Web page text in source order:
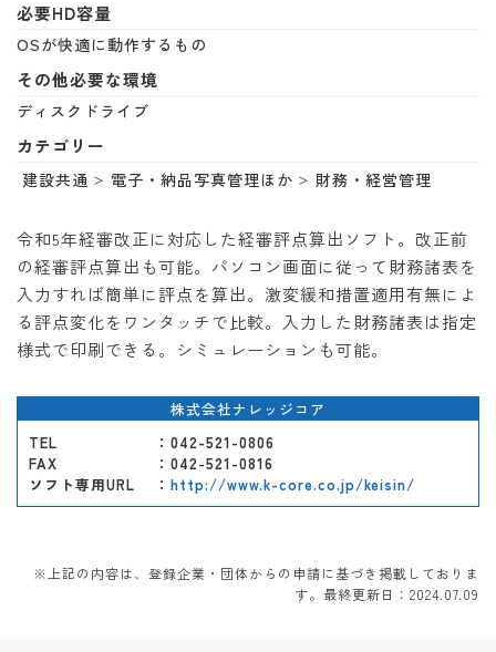
必要HD容量
OSが快適に動作するもの
その他必要な環境
ディスクドライブ
カテゴリー
建設共通 電子・納品写真管理ほか 財務・経営管理
令和5年経審改正に対応した経審評点算出ソフト。改正前
の経審評点算出も可能。パソコン画面に従って財務諸表を
入力すれば簡単に評点を算出。激変緩和措置適用有無によ
る評点変化をワンタッチで比較。入力した財務諸表は指定
様式で印刷できる。シミュレーションも可能。
株式会社ナレッジコア
TEL
：042-521-0806
FAX
：042-521-0816
ソフト専用URL
： http://www.k-core.co.jp/keisin/
※上記の内容は、登録企業・団体からの申請に基づき掲載しておりま
す。最終更新日：2024.07.09